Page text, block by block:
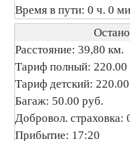
Время в пути: 0 ч. 0
Расстояние: 39,80 км.
Тариф полный: 220.00
Тариф детский:
Багаж: 50.00 руб.
Добровол. страховка:
Прибытие: 17:20